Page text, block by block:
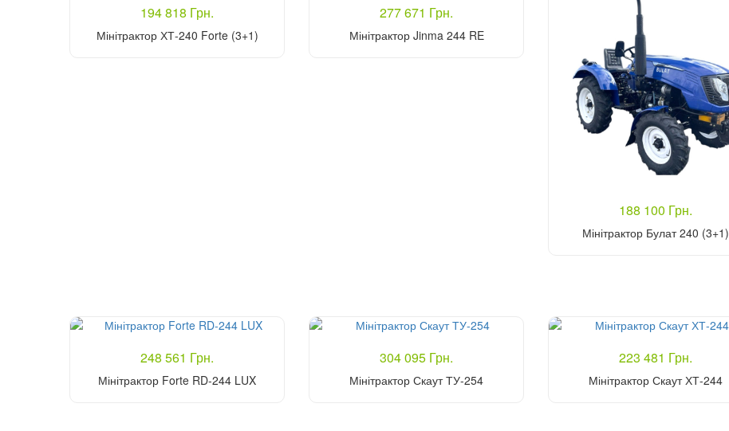
194 818 Грн.
Мінітрактор ХТ-240 Forte (3+1)
277 671 Грн.
Мінітрактор Jinma 244 RE
188 100 Грн.
Мінітрактор Булат 240 (3+1)
248 561 Грн.
Мінітрактор Forte RD-244 LUX
304 095 Грн.
Мінітрактор Скаут ТУ-254
223 481 Грн.
Мінітрактор Скаут ХТ-244